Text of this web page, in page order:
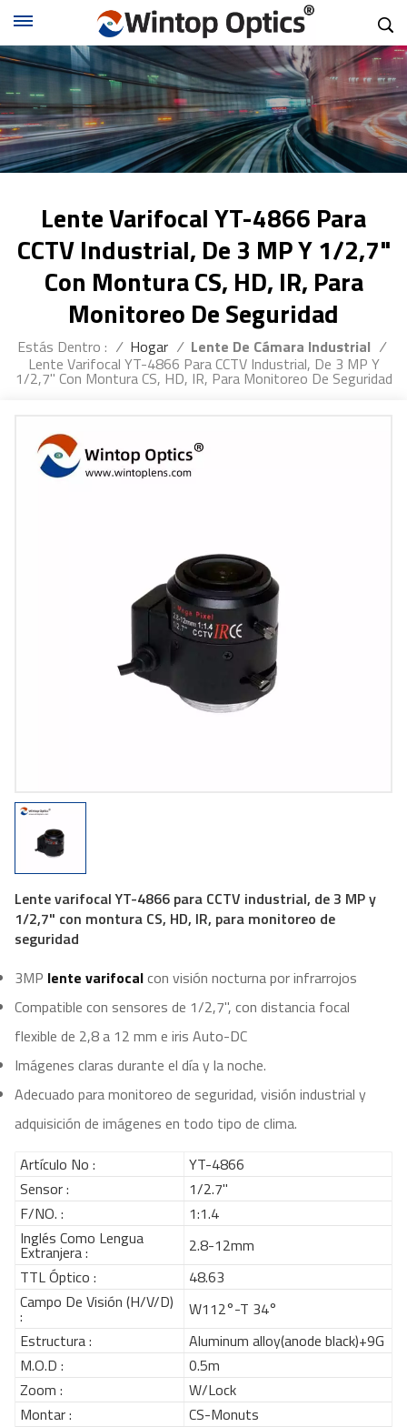
Lente Varifocal YT-4866 Para
CCTV Industrial, De 3 MP Y 1/2,7"
Con Montura CS, HD, IR, Para
Monitoreo De Seguridad
Estás Dentro : / Hogar / Lente De Cámara Industrial /
Lente Varifocal YT-4866 Para CCTV Industrial, De 3 MP Y
1/2,7" Con Montura CS, HD, IR, Para Monitoreo De Seguridad
Lente varifocal YT-4866 para CCTV industrial, de 3 MP y
1/2,7" con montura CS, HD, IR, para monitoreo de
seguridad
3MP lente varifocalcon visión nocturna por infrarrojos
Compatible con sensores de 1/2,7", con distancia focal
flexible de 2,8 a 12 mm e iris Auto-DC
Imágenes claras durante el día y la noche.
Adecuado para monitoreo de seguridad, visión industrial y
adquisición de imágenes en todo tipo de clima.
Artículo No :
YT-4866
Sensor :
1/2.7"
F/NO. :
1:1.4
Inglés Como Lengua
Extranjera :
2.8-12mm
TTL Óptico :
48.63
Campo De Visión (H/V/D)
:
W112°-T 34°
Estructura :
Aluminum alloy(anode black)+9G
M.O.D :
0.5m
Zoom :
W/Lock
Montar :
CS-Monuts